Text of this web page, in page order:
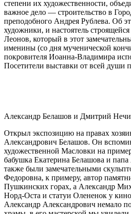
степени их художественности,
важное дело — строительство в
преподобного Андрея Рублева. Об
художники, и настоятель
Леонов, который в этот
именины (со дня мученической
покровителя Иоанна-Владимира
Посетители выставки от всей души
Александр Белашов и Дмитрий
Открыл экспозицию на правах
Александрович Белашов. Он
художественной Масловки на
бабушка Екатерина Белашова и
также были замечательными
Федоровна, к примеру, автор
Пушкинских горах, а Александр
Норд-Оста и статуи Олененок у
Александр Александрович немало